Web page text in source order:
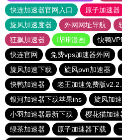
快连加速器官网入口
原子加速器
旋风加速度器
外网网址导航
狂飙加速器
哔咔漫画 快鸭
快连官网
免费vps加速器外网
旋风加速下载
旋风pvn加速器
快鸭加速器
老王加速免费版
银河加速器下载苹果ins
旋风加
小羽加速器最新下载
樱花猫加速
绿茶加速器
原子加速器下载